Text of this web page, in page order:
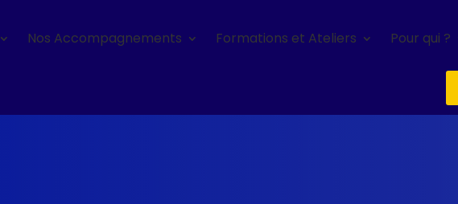
Nos Accompagnements Formations et Ateliers Pour qui ?